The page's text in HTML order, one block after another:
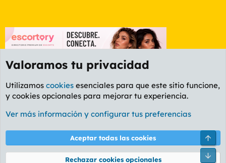
Foro Música
Cookies
PL OLDSTYLE AMARILLO
Términos y reglas Política de privacidad Ayuda
Valoramos tu privacidad
Utilizamos cookies esenciales para que este sitio funcione,
y cookies opcionales para mejorar tu experiencia.
Ver más información y configurar tus preferencias
Aceptar todas las cookies
Rechazar cookies opcionales
Pie